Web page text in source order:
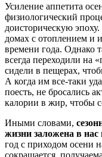
Усиление аппетита
физиологический
доисторическую
домах с отоплением и
времени года. Однако
всегда переходили на
сидели в пещерах,
А когда им все-таки
поесть, не бросались
калории в жир, чтобы
Иными словами,
жизни заложена в нас
год с приходом осени
сокращается,